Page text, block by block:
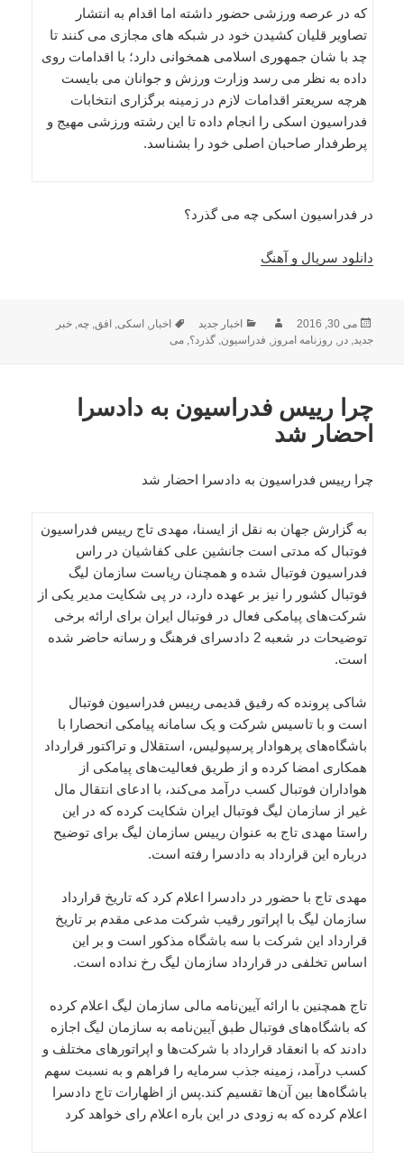
که در عرصه ورزشی حضور داشته اما اقدام به انتشار
تصاویر قلیان کشیدن خود در شبکه های مجازی می کنند تا
چد با شان جمهوری اسلامی همخوانی دارد؛ با اقدامات روی
داده به نظر می رسد وزارت ورزش و جوانان می بایست
هرچه سریعتر اقدامات لازم در زمینه برگزاری انتخابات
فدراسیون اسکی را انجام داده تا این رشته ورزشی مهیج و
پرطرفدار صاحبان اصلی خود را بشناسد.
در فدراسیون اسکی چه می گذرد؟
دانلود سریال و آهنگ
ارسال
شده
می 30, 2016 نویسندهدسته‌ها
اخبار جدید برچسب‌ها
اخبار ,اسکی ,افق ,چه ,خبر
جدید ,در روزنامه امروز فدراسیون ,گذرد؟ ,می
چرا رییس فدراسیون به دادسرا
احضار شد
چرا رییس فدراسیون به دادسرا احضار شد
به گزارش جهان به نقل از ایسنا، مهدی تاج رییس فدراسیون
فوتبال که مدتی است جانشین علی کفاشیان در راس
فدراسیون فوتبال شده و همچنان ریاست سازمان لیگ
فوتبال کشور را نیز بر عهده دارد، در پی شکایت مدیر یکی از
شرکت‌های پیامکی فعال در فوتبال ایران برای ارائه برخی
توضیحات در شعبه 2 دادسرای فرهنگ و رسانه حاضر شده
است.
شاکی پرونده که رفیق قدیمی رییس فدراسیون فوتبال
است و با تاسیس شرکت و یک سامانه پیامکی انحصارا با
باشگاه‌های پرهوادار پرسپولیس، استقلال و تراکتور قرارداد
همکاری امضا کرده و از طریق فعالیت‌های پیامکی از
هواداران فوتبال کسب درآمد می‌کند، با ادعای انتقال مال
غیر از سازمان لیگ فوتبال ایران شکایت کرده که در این
راستا مهدی تاج به عنوان رییس سازمان لیگ برای توضیح
درباره این قرارداد به دادسرا رفته است.
مهدی تاج با حضور در دادسرا اعلام کرد که تاریخ قرارداد
سازمان لیگ با اپراتور رقیب شرکت مدعی مقدم بر تاریخ
قرارداد این شرکت با سه باشگاه مذکور است و بر این
اساس تخلفی در قرارداد سازمان لیگ رخ نداده است.
تاج همچنین با ارائه آیین‌نامه مالی سازمان لیگ اعلام کرده
که باشگاه‌های فوتبال طبق آیین‌نامه به سازمان لیگ اجازه
دادند که با انعقاد قرارداد با شرکت‌ها و اپراتورهای مختلف و
کسب درآمد، زمینه جذب سرمایه را فراهم و به نسبت سهم
باشگاه‌ها بین آن‌ها تقسیم کند.پس از اظهارات تاج دادسرا
اعلام کرده که به زودی در این باره اعلام رای خواهد کرد